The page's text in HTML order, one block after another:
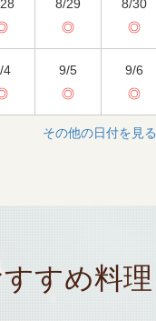
8/29
◎
8/30
◎
4
9/5
◎
9/6
◎
その他の日付を見る
すめ料理